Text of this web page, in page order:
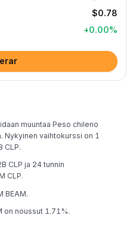
$0.78
+0.00%
muuntaa Peso chileno
Nykyinen vaihtokurssi on 1
CLP.
CLP ja 24 tunnin
CLP.
BEAM.
on noussut 1.71%.